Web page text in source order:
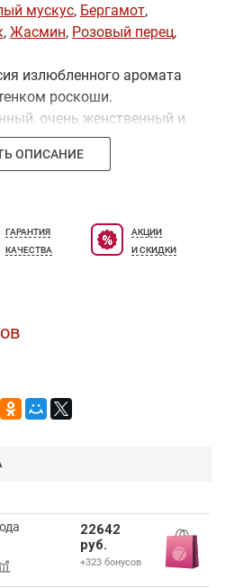
мускус, Бергамот,
, Жасмин, Розовый перец,
излюбленного аромата
роскоши.
очень женственный и
Gold Touch – мягкое
Гармония драгоценных
непосредственной,
очень сильной.
ОПИСАНИЕ
ГАРАНТИЯ
КАЧЕСТВА
АКЦИИ
И СКИДКИ
22642
руб.
+323 бонусов